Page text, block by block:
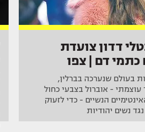
דדון צועדת
כתמי דם | צפו
בעולם שנערכה בברלין,
- אוברול בצבעי כחול
הנשיים - כדי לזעוק
נשים יהודיות